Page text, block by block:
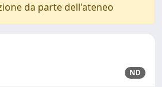
da parte dell'ateneo
ND